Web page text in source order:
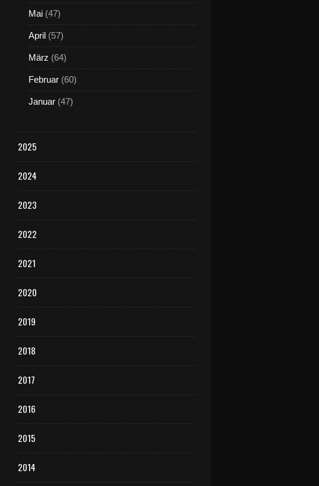
Mai (47)
April (57)
März (64)
Februar (60)
Januar (47)
2025
2024
2023
2022
2021
2020
2019
2018
2017
2016
2015
2014